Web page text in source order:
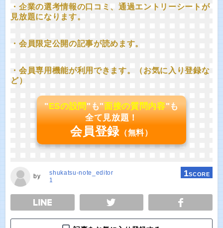
・企業の選考情報の口コミ、通過エントリーシートが
見放題になります。
・会員限定公開の記事が読めます。
・会員専用機能が利用できます。（お気に入り登録な
ど）
"ESの設問"も"面接の質問内容"も
全て見放題！
会員登録 （無料）
by
shukatsu-note_editor
1
1SCORE
TWEET